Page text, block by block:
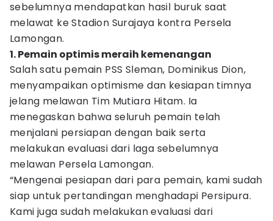
sebelumnya mendapatkan hasil buruk saat
melawat ke Stadion Surajaya kontra Persela
Lamongan.
1. Pemain optimis meraih kemenangan
Salah satu pemain PSS Sleman, Dominikus Dion,
menyampaikan optimisme dan kesiapan timnya
jelang melawan Tim Mutiara Hitam. Ia
menegaskan bahwa seluruh pemain telah
menjalani persiapan dengan baik serta
melakukan evaluasi dari laga sebelumnya
melawan Persela Lamongan.
“Mengenai pesiapan dari para pemain, kami sudah
siap untuk pertandingan menghadapi Persipura.
Kami juga sudah melakukan evaluasi dari